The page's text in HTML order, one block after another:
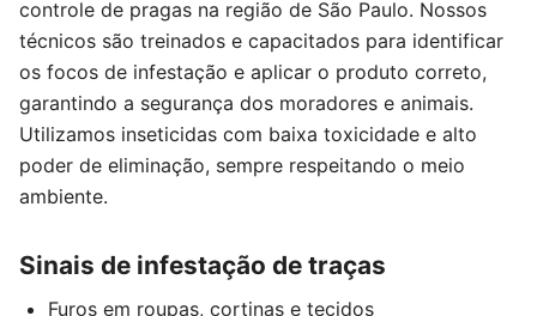
controle de pragas na região de São Paulo. Nossos
técnicos são treinados e capacitados para identificar
os focos de infestação e aplicar o produto correto,
garantindo a segurança dos moradores e animais.
Utilizamos inseticidas com baixa toxicidade e alto
poder de eliminação, sempre respeitando o meio
ambiente.
Sinais de infestação de traças
Furos em roupas, cortinas e tecidos